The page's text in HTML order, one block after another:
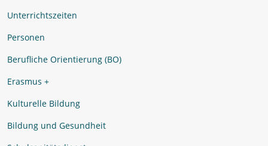
Unterrichtszeiten
Personen
Berufliche Orientierung (BO)
Erasmus +
Kulturelle Bildung
Bildung und Gesundheit